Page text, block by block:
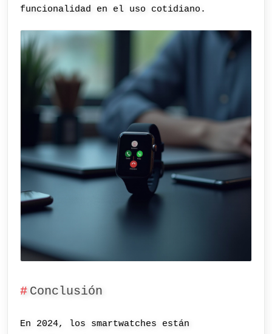
funcionalidad en el uso cotidiano.
Conclusión
En 2024, los smartwatches están